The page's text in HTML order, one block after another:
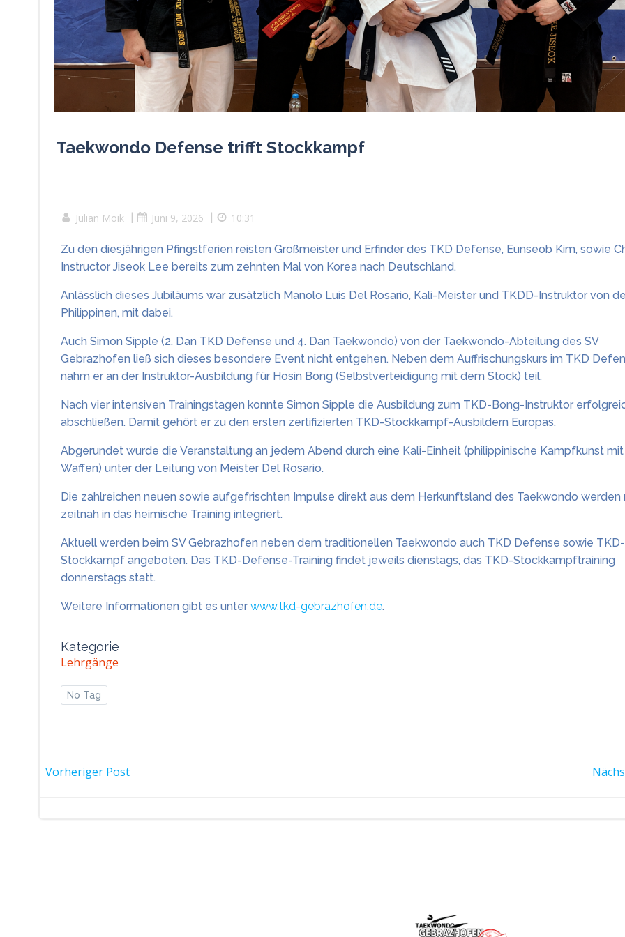
Taekwondo Defense trifft Stockkampf
Julian Moik Juni 9, 2026 10:31
Zu den diesjährigen Pfingstferien reisten Großmeister und Erfinder des TKD Defense, Eunseob Kim, sowie
Instructor Jiseok Lee bereits zum zehnten Mal von Korea nach Deutschland.
Anlässlich dieses Jubiläums war zusätzlich Manolo Luis Del Rosario, Kali-Meister und TKDD-Instruktor von
Philippinen, mit dabei.
Auch Simon Sipple (2. Dan TKD Defense und 4. Dan Taekwondo) von der Taekwondo-Abteilung des SV
Gebrazhofen ließ sich dieses besondere Event nicht entgehen. Neben dem Auffrischungskurs im TKD
nahm er an der Instruktor-Ausbildung für Hosin Bong (Selbstverteidigung mit dem Stock) teil.
Nach vier intensiven Trainingstagen konnte Simon Sipple die Ausbildung zum TKD-Bong-Instruktor
abschließen. Damit gehört er zu den ersten zertifizierten TKD-Stockkampf-Ausbildern Europas.
Abgerundet wurde die Veranstaltung an jedem Abend durch eine Kali-Einheit (philippinische Kampfkunst mit
Waffen) unter der Leitung von Meister Del Rosario.
Die zahlreichen neuen sowie aufgefrischten Impulse direkt aus dem Herkunftsland des Taekwondo werden
zeitnah in das heimische Training integriert.
Aktuell werden beim SV Gebrazhofen neben dem traditionellen Taekwondo auch TKD Defense sowie TKD-
Stockkampf angeboten. Das TKD-Defense-Training findet jeweils dienstags, das TKD-Stockkampftraining
donnerstags statt.
Weitere Informationen gibt es unter www.tkd-gebrazhofen.de.
Kategorie
Lehrgänge
No Tag
POST
Vorheriger Post